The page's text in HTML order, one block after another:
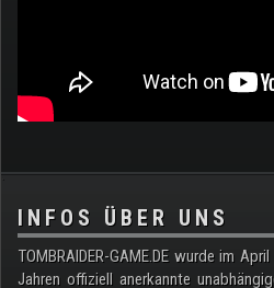
.
INFOS ÜBER UNS
TOMBRAIDER-GAME.DE wurde im
Jahren offiziell anerkannte